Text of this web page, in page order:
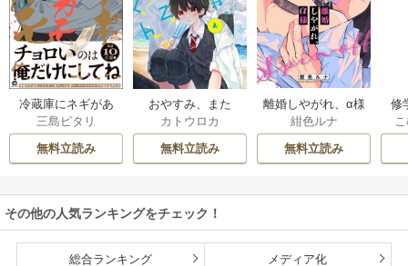
冷蔵庫にネギがあ
ったカモ
三島ピタリ
無料立読み
おやすみ、また
ね。ましろくん。
【電子限定漫画付
き】
カトウロカ
無料立読み
離婚しやがれ、α様
紺色ルナ
無料立読み
修
その他の人気ランキングをチェック！
総合ランキング メディア化